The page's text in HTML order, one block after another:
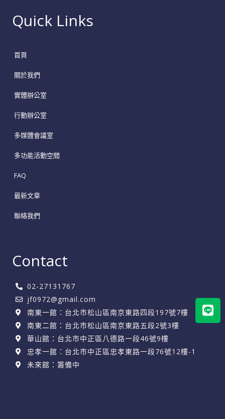
Quick Links
首頁
關於我們
實體辦公室
行動辦公室
多媒體會議室
多功能活動空間
FAQ
最新文章
聯絡我們
Contact
02-27131767
jf0972@gmail.com
南東一館：台北市松山區南京東路四段197號7樓
南東二館：台北市松山區南京東路五段2號3樓
華山館：台北市中正區八德路一段46號9樓
忠孝一館：台北市中正區忠孝東路一段76號12樓-1
未來館：籌備中